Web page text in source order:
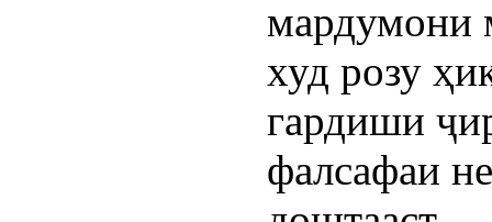
мардумони
худ розу
гардиши
фалсафаи